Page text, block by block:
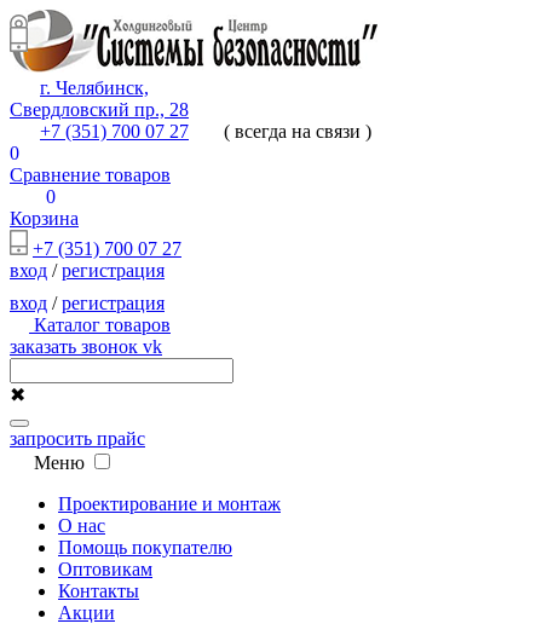
г. Челябинск,
Свердловский пр., 28
+7 (351) 700 07 27
( всегда на связи )
0
Сравнение товаров
0
Корзина
+7 (351) 700 07 27
вход /регистрация
вход /регистрация
Каталог товаров
заказать звонок vk
✖
запросить прайс
Меню
Проектирование и монтаж
О нас
Помощь покупателю
Оптовикам
Контакты
Акции